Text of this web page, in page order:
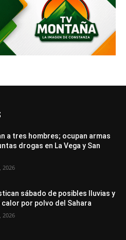
a tres hombres; ocupan armas
drogas en La Vega y San
2026
sábado de posibles lluvias y
calor por polvo del Sahara
2026